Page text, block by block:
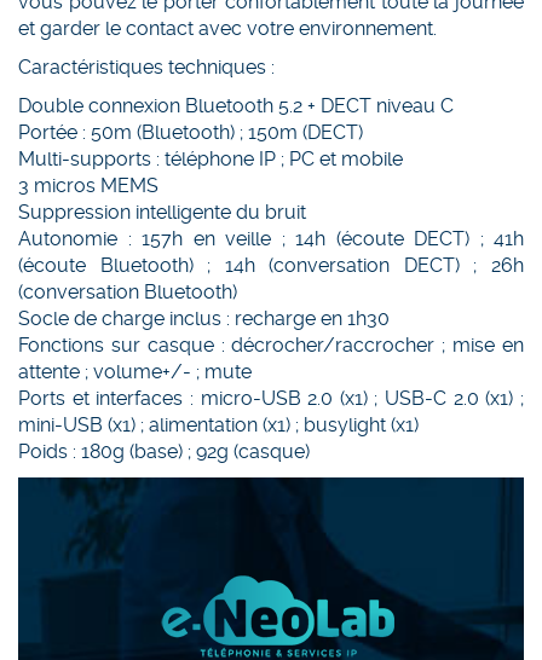
et garder le contact avec votre environnement.
Caractéristiques techniques :
Double connexion Bluetooth 5.2 + DECT niveau C
Portée : 50m (Bluetooth) ; 150m (DECT)
Multi-supports : téléphone IP ; PC et mobile
3 micros MEMS
Suppression intelligente du bruit
Autonomie : 157h en veille ; 14h (écoute DECT) ; 41h
(écoute Bluetooth) ; 14h (conversation DECT) ; 26h
(conversation Bluetooth)
Socle de charge inclus : recharge en 1h30
Fonctions sur casque : décrocher/raccrocher ; mise en
attente ; volume+/- ; mute
Ports et interfaces : micro-USB 2.0 (x1) ; USB-C 2.0 (x1) ;
mini-USB (x1) ; alimentation (x1) ; busylight (x1)
Poids : 180g (base) ; 92g (casque)